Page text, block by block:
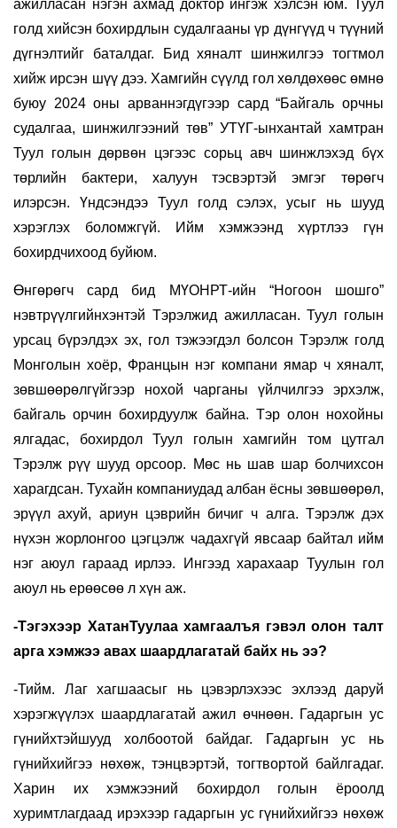
ажилласан нэгэн ахмад доктор ингэж хэлсэн юм. Туул
голд хийсэн бохирдлын судалгааны үр дүнгүүд ч түүний
дүгнэлтийг баталдаг. Бид хяналт шинжилгээ тогтмол
хийж ирсэн шүү дээ. Хамгийн сүүлд гол хөлдөхөөс өмнө
буюу 2024 оны арваннэгдүгээр сард “Байгаль орчны
судалгаа, шинжилгээний төв” УТҮГ-ынхантай хамтран
Туул голын дөрвөн цэгээс сорьц авч шинжлэхэд бүх
төрлийн бактери, халуун тэсвэртэй эмгэг төрөгч
илэрсэн. Үндсэндээ Туул голд сэлэх, усыг нь шууд
хэрэглэх боломжгүй. Ийм хэмжээнд хүртлээ гүн
бохирдчихоод буйюм.
Өнгөрөгч сард бид МҮОНРТ-ийн “Ногоон шошго”
нэвтрүүлгийнхэнтэй Тэрэлжид ажилласан. Туул голын
урсац бүрэлдэх эх, гол тэжээгдэл болсон Тэрэлж голд
Монголын хоёр, Францын нэг компани ямар ч хяналт,
зөвшөөрөлгүйгээр нохой чарганы үйлчилгээ эрхэлж,
байгаль орчин бохирдуулж байна. Тэр олон нохойны
ялгадас, бохирдол Туул голын хамгийн том цутгал
Тэрэлж рүү шууд орсоор. Мөс нь шав шар болчихсон
харагдсан. Тухайн компаниудад албан ёсны зөвшөөрөл,
эрүүл ахуй, ариун цэврийн бичиг ч алга. Тэрэлж дэх
нүхэн жорлонгоо цэгцэлж чадахгүй явсаар байтал ийм
нэг аюул гараад ирлээ. Ингээд харахаар Туулын гол
аюул нь ерөөсөө л хүн аж.
-Тэгэхээр ХатанТуулаа хамгаалъя гэвэл олон талт
арга хэмжээ авах шаардлагатай байх нь ээ?
-Тийм. Лаг хагшаасыг нь цэвэрлэхээс эхлээд даруй
хэрэгжүүлэх шаардлагатай ажил өчнөөн. Гадаргын ус
гүнийхтэйшууд холбоотой байдаг. Гадаргын ус нь
гүнийхийгээ нөхөж, тэнцвэртэй, тогтвортой байлгадаг.
Харин их хэмжээний бохирдол голын ёроолд
хуримтлагдаад ирэхээр гадаргын ус гүнийхийгээ нөхөж